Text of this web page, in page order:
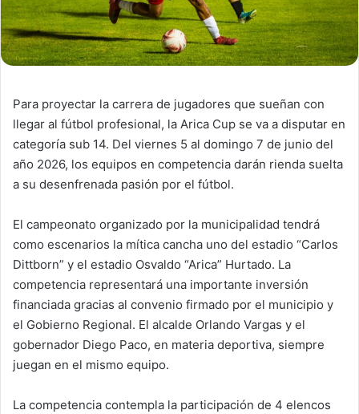
Para proyectar la carrera de jugadores que sueñan con
llegar al fútbol profesional, la Arica Cup se va a disputar en
categoría sub 14. Del viernes 5 al domingo 7 de junio del
año 2026, los equipos en competencia darán rienda suelta
a su desenfrenada pasión por el fútbol.
El campeonato organizado por la municipalidad tendrá
como escenarios la mítica cancha uno del estadio “Carlos
Dittborn” y el estadio Osvaldo “Arica” Hurtado. La
competencia representará una importante inversión
financiada gracias al convenio firmado por el municipio y
el Gobierno Regional. El alcalde Orlando Vargas y el
gobernador Diego Paco, en materia deportiva, siempre
juegan en el mismo equipo.
La competencia contempla la participación de 4 elencos